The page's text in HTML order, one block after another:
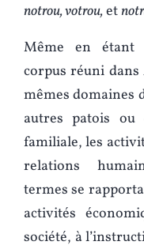
notrou, votrou,et
Même en étant
corpus réuni dans
mêmes domaines
autres patois ou
familiale, les
relations
termes se
activités
société, à